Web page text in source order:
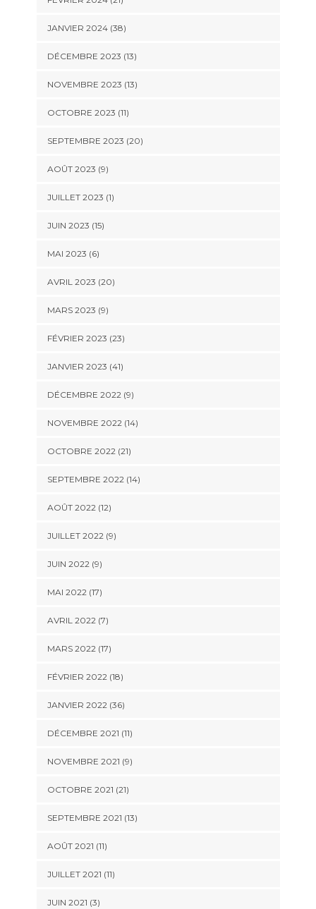
JANVIER 2024 (38)
DÉCEMBRE 2023 (13)
NOVEMBRE 2023 (13)
OCTOBRE 2023 (11)
SEPTEMBRE 2023 (20)
AOÛT 2023 (9)
JUILLET 2023 (1)
JUIN 2023 (15)
MAI 2023 (6)
AVRIL 2023 (20)
MARS 2023 (9)
FÉVRIER 2023 (23)
JANVIER 2023 (41)
DÉCEMBRE 2022 (9)
NOVEMBRE 2022 (14)
OCTOBRE 2022 (21)
SEPTEMBRE 2022 (14)
AOÛT 2022 (12)
JUILLET 2022 (9)
JUIN 2022 (9)
MAI 2022 (17)
AVRIL 2022 (7)
MARS 2022 (17)
FÉVRIER 2022 (18)
JANVIER 2022 (36)
DÉCEMBRE 2021 (11)
NOVEMBRE 2021 (9)
OCTOBRE 2021 (21)
SEPTEMBRE 2021 (13)
AOÛT 2021 (11)
JUILLET 2021 (11)
JUIN 2021 (3)